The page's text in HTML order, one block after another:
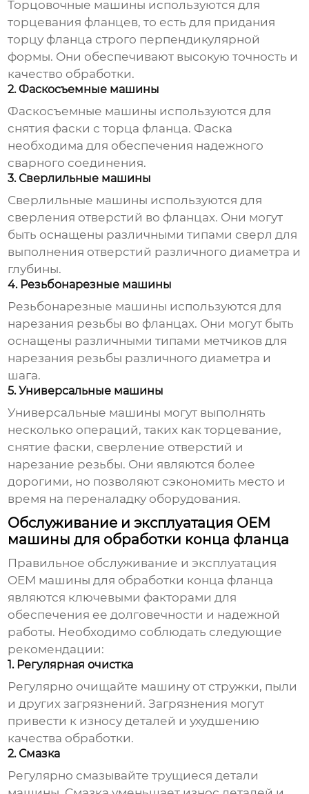
Торцовочные машины используются для
торцевания фланцев, то есть для придания
торцу фланца строго перпендикулярной
формы. Они обеспечивают высокую точность и
качество обработки.
2. Фаскосъемные машины
Фаскосъемные машины используются для
снятия фаски с торца фланца. Фаска
необходима для обеспечения надежного
сварного соединения.
3. Сверлильные машины
Сверлильные машины используются для
сверления отверстий во фланцах. Они могут
быть оснащены различными типами сверл для
выполнения отверстий различного диаметра и
глубины.
4. Резьбонарезные машины
Резьбонарезные машины используются для
нарезания резьбы во фланцах. Они могут быть
оснащены различными типами метчиков для
нарезания резьбы различного диаметра и
шага.
5. Универсальные машины
Универсальные машины могут выполнять
несколько операций, таких как торцевание,
снятие фаски, сверление отверстий и
нарезание резьбы. Они являются более
дорогими, но позволяют сэкономить место и
время на переналадку оборудования.
Обслуживание и эксплуатация OEM
машины для обработки конца фланца
Правильное обслуживание и эксплуатация
OEM машины для обработки конца фланца
являются ключевыми факторами для
обеспечения ее долговечности и надежной
работы. Необходимо соблюдать следующие
рекомендации:
1. Регулярная очистка
Регулярно очищайте машину от стружки, пыли
и других загрязнений. Загрязнения могут
привести к износу деталей и ухудшению
качества обработки.
2. Смазка
Регулярно смазывайте трущиеся детали